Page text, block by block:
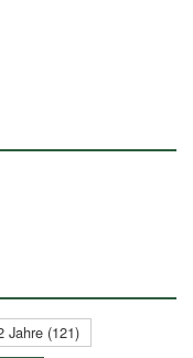
Jahre (121)